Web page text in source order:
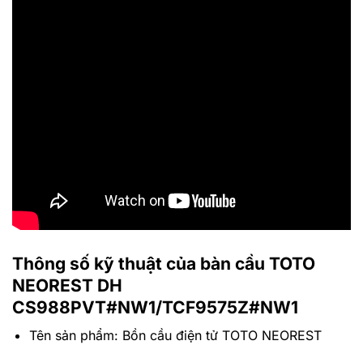
Thông số kỹ thuật của bàn cầu TOTO
NEOREST DH
CS988PVT#NW1/TCF9575Z#NW1
Tên sản phẩm: Bồn cầu điện tử TOTO NEOREST